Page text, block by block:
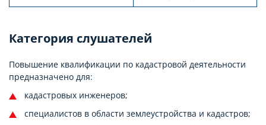
Категория слушателей
Повышение квалификации по кадастровой деятельности
предназначено для:
кадастровых инженеров;
специалистов в области землеустройства и кадастров;